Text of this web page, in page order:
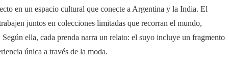
en un espacio cultural que conecte a Argentina y la India. El
juntos en colecciones limitadas que recorran el mundo,
ella, cada prenda narra un relato: el suyo incluye un fragmento
única a través de la moda.